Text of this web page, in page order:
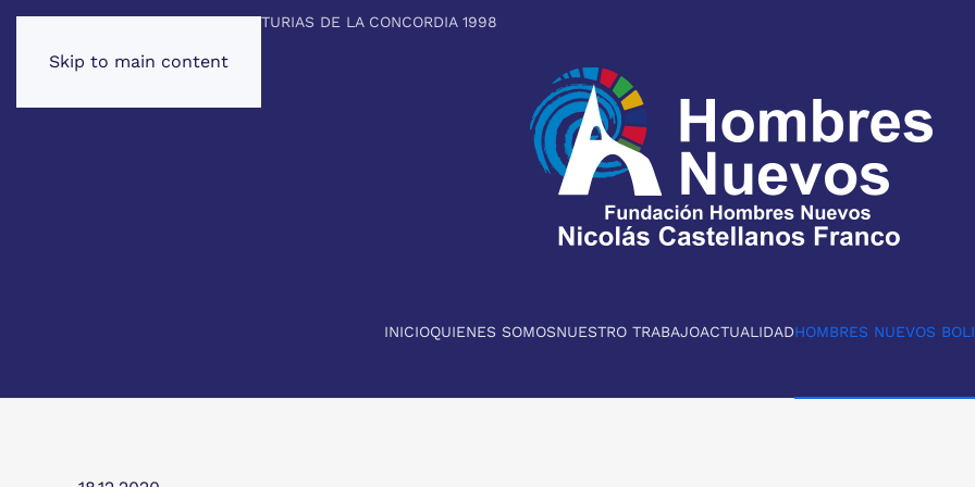
Skip to main content
PREMIO PRINCIPE DE ASTURIAS DE LA CONCORDIA 1998
INICIOQUIENES SOMOSNUESTRO TRABAJOACTUALIDADHOMBRES NUEVOS